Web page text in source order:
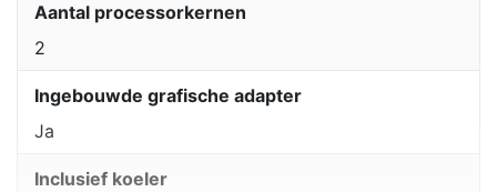
Aantal processorkernen
2
Ingebouwde grafische adapter
Ja
Inclusief koeler